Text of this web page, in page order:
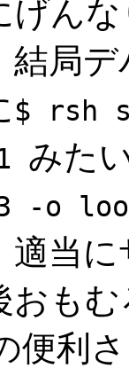
げんな
結局
$ rsh
みた
-o
適当
おもむ
便利